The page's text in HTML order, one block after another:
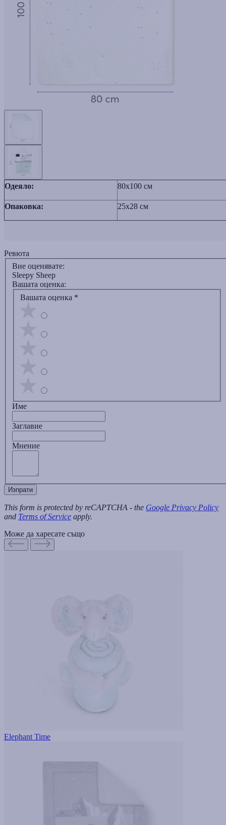
Одеяло: 80x100 см
Опаковка: 25x28 см
Ревюта
Вие оценявате:
Sleepy Sheep
Вашата оценка:
Вашата оценка *
Име
Заглавиe
Мнение
Изпрати
This form is protected by reCAPTCHA - the Google Privacy Policy
and Terms of Service apply.
Може да харесате също
Elephant Time